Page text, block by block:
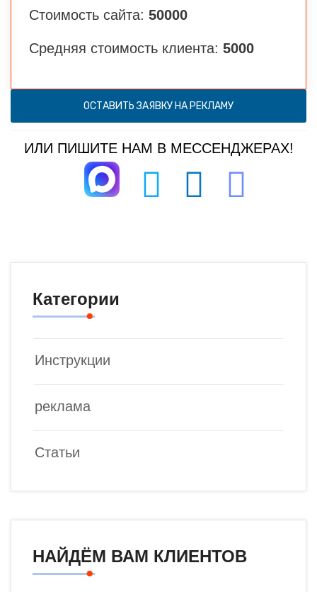
Стоимость сайта: 50000
Средняя стоимость клиента: 5000
ОСТАВИТЬ ЗАЯВКУ НА РЕКЛАМУ
ИЛИ ПИШИТЕ НАМ В МЕССЕНДЖЕРАХ!
Категории
Инструкции
реклама
Статьи
НАЙДЁМ ВАМ КЛИЕНТОВ